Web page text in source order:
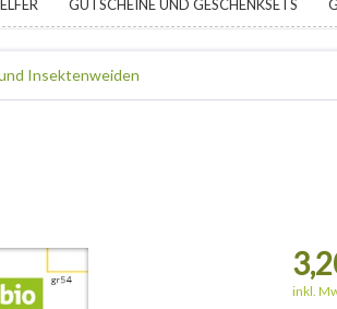
GUTSCHEINE UND GESCHENKSETS
Insektenweiden
inkl.